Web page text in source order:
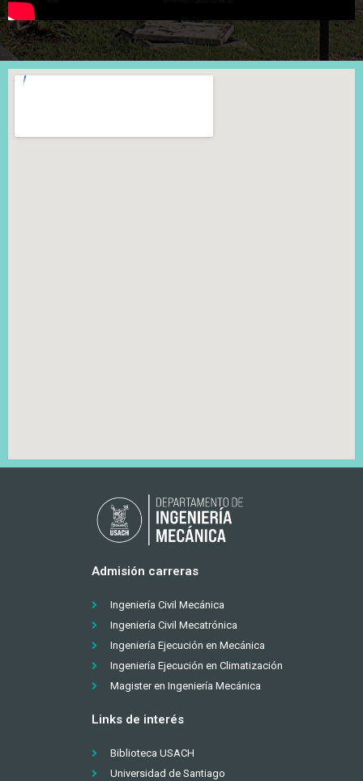
Admisión carreras
Ingeniería Civil Mecánica
Ingeniería Civil Mecatrónica
Ingeniería Ejecución en Mecánica
Ingeniería Ejecución en Climatización
Magister en Ingeniería Mecánica
Links de interés
Biblioteca USACH
Universidad de Santiago